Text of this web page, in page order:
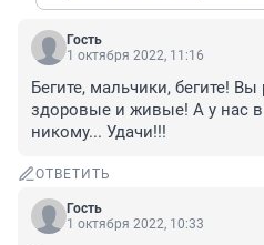
Гость
1 октября 2022, 11:16
Бегите, мальчики, бегите!
здоровые и живые! А у нас
никому... Удачи!!!
ОТВЕТИТЬ
Гость
1 октября 2022, 10:33